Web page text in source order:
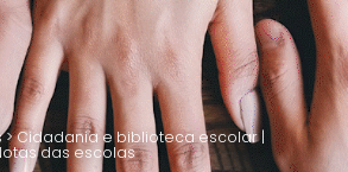
>Cidadania e biblioteca escolar |
das escolas